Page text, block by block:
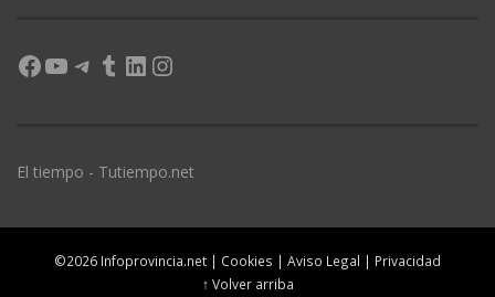
Facebook
YouTube
Telegram
Tumblr
LinkedIn
Instagram
El tiempo - Tutiempo.net
©2026 Infoprovincia.net | Cookies | Aviso Legal | Privacidad
↑ Volver arriba